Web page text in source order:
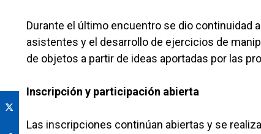
Durante el último encuentro se dio continuidad
asistentes y el desarrollo de ejercicios de
de objetos a partir de ideas aportadas por las
Inscripción y participación abierta
Las inscripciones continúan abiertas y se